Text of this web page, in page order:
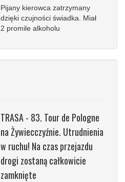
Pijany kierowca zatrzymany
dzięki czujności świadka. Miał
2 promile alkoholu
TRASA - 83. Tour de Pologne
na Żywiecczyźnie. Utrudnienia
w ruchu! Na czas przejazdu
drogi zostaną całkowicie
zamknięte